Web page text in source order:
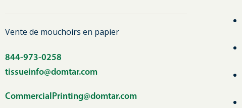
Vente de mouchoirs en papier
844-973-0258
tissueinfo@domtar.com
CommercialPrinting@domtar.com